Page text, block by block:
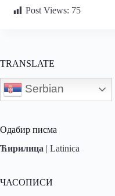
Post Views: 75
TRANSLATE
Serbian
Одабир писма
Ћирилица | Latinica
ЧАСОПИСИ